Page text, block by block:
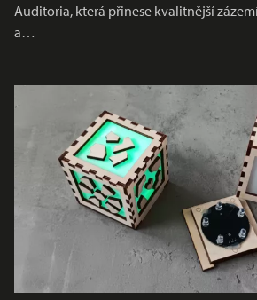
Auditoria, která přinese kvalitnější
a…